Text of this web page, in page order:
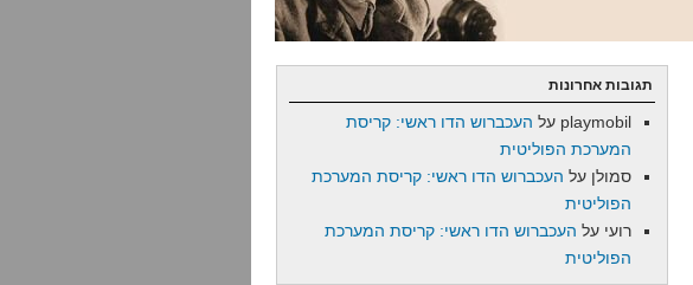
תגובות אחרונות
playmobil על העכברוש הדו ראשי: קריסת
המערכת הפוליטית
סמולן על העכברוש הדו ראשי: קריסת המערכת
הפוליטית
רועי על העכברוש הדו ראשי: קריסת המערכת
הפוליטית